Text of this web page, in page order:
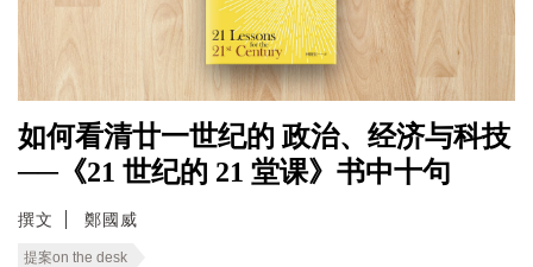
如何看清廿一世纪的 政治、经济与科技
──《21 世纪的 21 堂课》书中十句
撰文 鄭國威
提案on the desk